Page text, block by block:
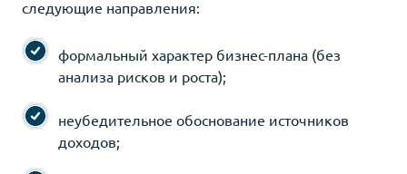
следующие направления:
формальный характер бизнес-плана (без
анализа рисков и роста);
неубедительное обоснование источников
доходов;